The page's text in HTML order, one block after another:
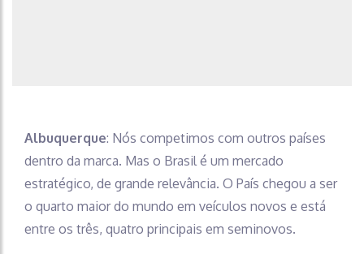
Albuquerque: Nós competimos com outros países
dentro da marca. Mas o Brasil é um mercado
estratégico, de grande relevância. O País chegou a ser
o quarto maior do mundo em veículos novos e está
entre os três, quatro principais em seminovos.